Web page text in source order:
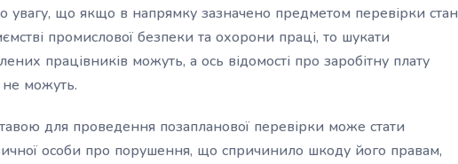
увагу, що якщо в напрямку зазначено предметом перевірки стан
промислової безпеки та охорони праці, то шукати
працівників можуть, а ось відомості про заробітну плату
можуть.
для проведення позапланової перевірки може стати
особи про порушення, що спричинило шкоду його правам,